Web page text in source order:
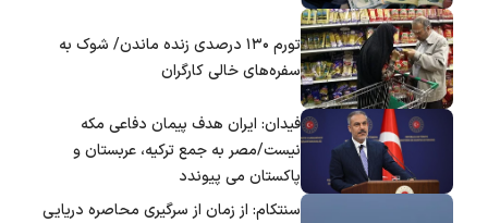
تورم ۱۳۰ درصدی زنده ماندن/ شوک به
سفره‌های خالی کارگران
فیدان: ایران هدف پیمان دفاعی مکه
نیست/مصر به جمع ترکیه، عربستان و
پاکستان می پیوندد
سنتکام: از زمان از سرگیری محاصره دریایی